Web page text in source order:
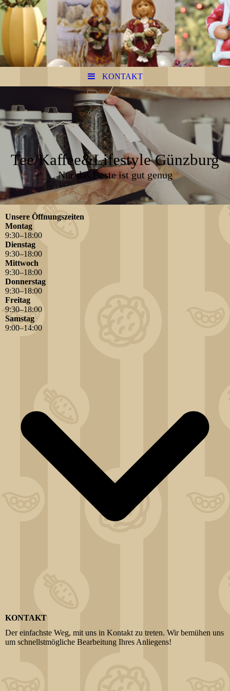
KONTAKT
Tee/Kaffee&Lifestyle Günzburg
Nur das Beste ist gut genug
Unsere Öffnungszeiten
Montag
9:30–18:00
Dienstag
9:30–18:00
Mittwoch
9:30–18:00
Donnerstag
9:30–18:00
Freitag
9:30–18:00
Samstag
9:00–14:00
KONTAKT
Der einfachste Weg, mit uns in Kontakt zu treten. Wir bemühen uns
um schnellstmögliche Bearbeitung Ihres Anliegens!